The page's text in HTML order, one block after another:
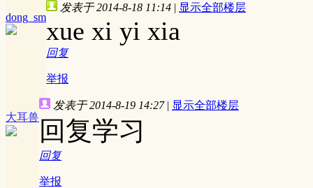
dong_sm
发表于 2014-8-18 11:14 | 显示全部楼层
xue xi yi xia
回复
举报
大耳兽
发表于 2014-8-19 14:27 | 显示全部楼层
回复学习
回复
举报